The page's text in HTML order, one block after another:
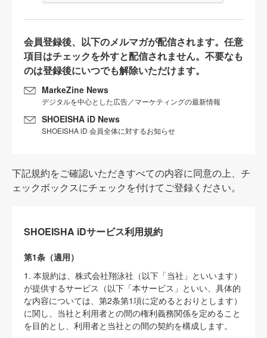
会員登録後、以下のメルマガが配信されます。任意
項目はチェックを外すと配信されません。不要なも
のは登録後にいつでも解除いただけます。
MarkeZine News
デジタルを中心とした広告／マーケティングの最新情報
SHOEISHA iD News
SHOEISHA iD 会員全体に対するお知らせ
下記規約をご確認いただきすべての内容に同意の上、チ
ェックボックスにチェックを付けてご登録ください。
SHOEISHA iDサービス利用規約
第1条（適用）
1. 本規約は、株式会社翔泳社（以下「当社」といいます）
が提供するサービス（以下「本サービス」といい、具体的
な内容については、第2条第1項に定めるとおりとします）
に関し、当社と利用者との間の権利義務関係を定めること
を目的とし、利用者と当社との間の契約を構成します。